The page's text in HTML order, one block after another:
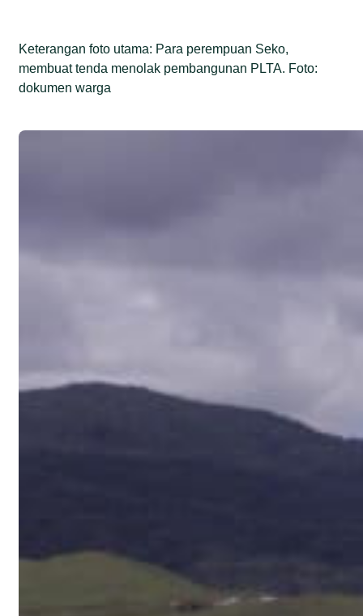
Keterangan foto utama: Para perempuan Seko,
membuat tenda menolak pembangunan PLTA. Foto:
dokumen warga